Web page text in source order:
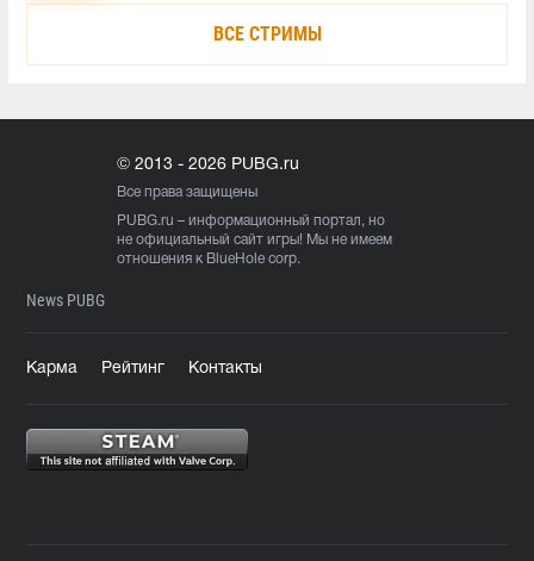
ВСЕ СТРИМЫ
© 2013 - 2026 PUBG.ru
Все права защищены
PUBG.ru – информационный портал, но
не официальный сайт игры! Мы не имеем
отношения к BlueHole corp.
News PUBG
Карма Рейтинг Контакты